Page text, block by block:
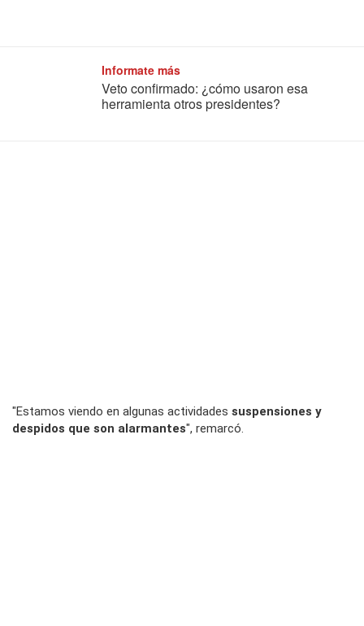
Informate más
Veto confirmado: ¿cómo usaron esa
herramienta otros presidentes?
"Estamos viendo en algunas actividades suspensiones y
despidos que son alarmantes", remarcó.